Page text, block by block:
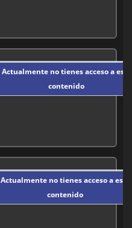
Actualmente no tienes acceso a este
contenido
Actualmente no tienes acceso a este
contenido